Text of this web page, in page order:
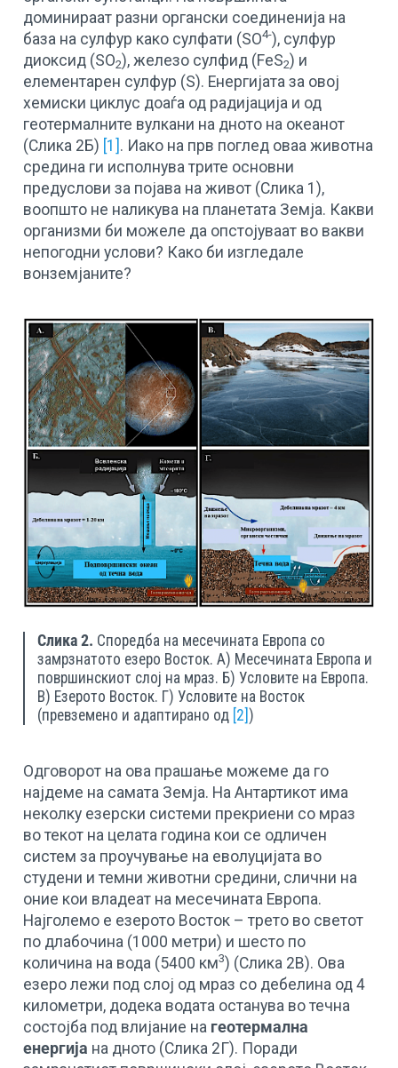
доминираат разни органски соединенија на
база на сулфур како сулфати (SO4-), сулфур
диоксид (SO2), железо сулфид (FeS2) и
елементарен сулфур (S). Енергијата за овој
хемиски циклус доаѓа од радијација и од
геотермалните вулкани на дното на океанот
(Слика 2Б) [1] . Иако на прв поглед оваа животна
средина ги исполнува трите основни
предуслови за појава на живот (Слика 1),
воопшто не наликува на планетата Земја. Какви
организми би можеле да опстојуваат во вакви
непогодни услови? Како би изгледале
вонземјаните?
Слика 2. Споредба на месечината Европа со
замрзнатото езеро Восток. А) Месечината Европа и
површинскиот слој на мраз. Б) Условите на Европа.
В) Езерото Восток. Г) Условите на Восток
(превземено и адаптирано од [2])
Одговорот на ова прашање можеме да го
најдеме на самата Земја. На Антартикот има
неколку езерски системи прекриени со мраз
во текот на целата година кои се одличен
систем за проучување на еволуцијата во
студени и темни животни средини, слични на
оние кои владеат на месечината Европа.
Најголемо е езерото Восток – трето во светот
по длабочина (1000 метри) и шесто по
количина на вода (5400 км3) (Слика 2В). Ова
езеро лежи под слој од мраз со дебелина од 4
километри, додека водата останува во течна
состојба под влијание на геотермална
енергија на дното (Слика 2Г). Поради